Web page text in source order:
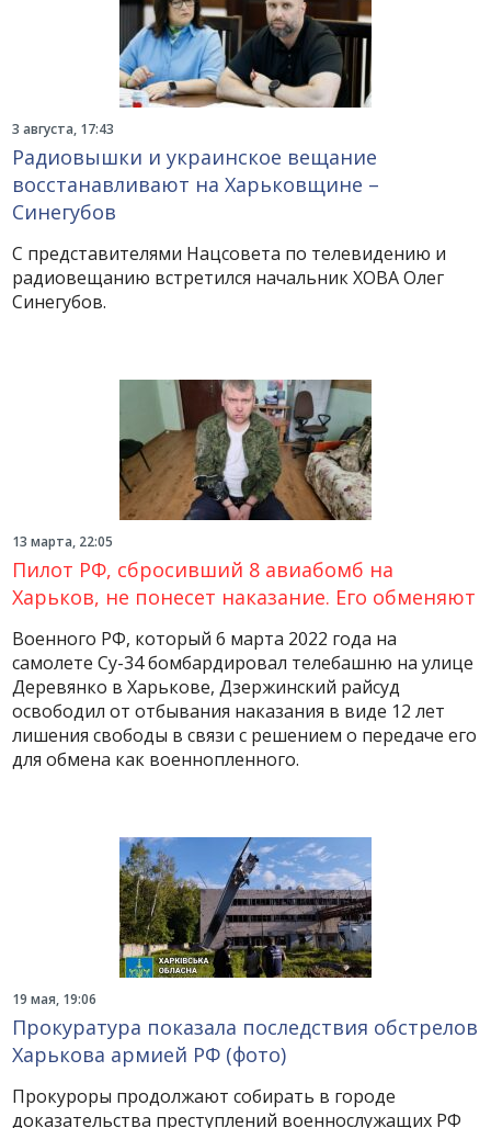
3 августа, 17:43
Радиовышки и украинское вещание
восстанавливают на Харьковщине –
Синегубов
С представителями Нацсовета по телевидению и
радиовещанию встретился начальник ХОВА Олег
Синегубов.
13 марта, 22:05
Пилот РФ, сбросивший 8 авиабомб на
Харьков, не понесет наказание. Его обменяют
Военного РФ, который 6 марта 2022 года на
самолете Су-34 бомбардировал телебашню на улице
Деревянко в Харькове, Дзержинский райсуд
освободил от отбывания наказания в виде 12 лет
лишения свободы в связи с решением о передаче его
для обмена как военнопленного.
19 мая, 19:06
Прокуратура показала последствия обстрелов
Харькова армией РФ (фото)
Прокуроры продолжают собирать в городе
доказательства преступлений военнослужащих РФ